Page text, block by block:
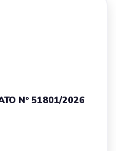
Nº 51801/2026